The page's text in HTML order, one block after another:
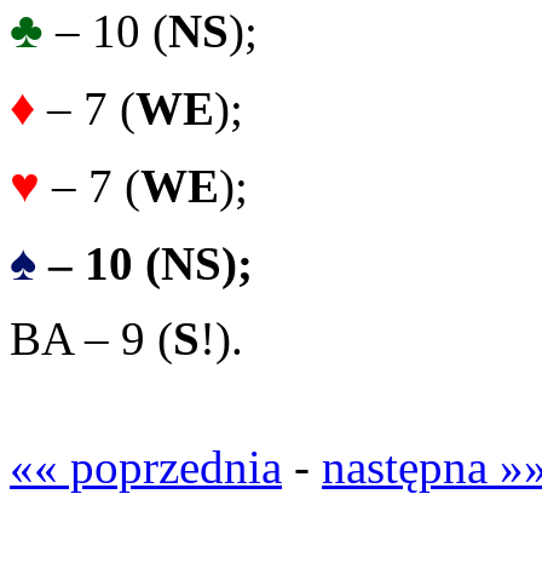
♣ – 10 (NS);
♦ – 7 (WE);
♥ – 7 (WE);
♠ – 10 (NS);
BA – 9 (S!).
«« poprzednia - następna